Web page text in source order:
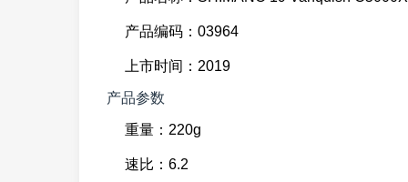
产品编码：03964
上市时间：2019
产品参数
重量：220g
速比：6.2